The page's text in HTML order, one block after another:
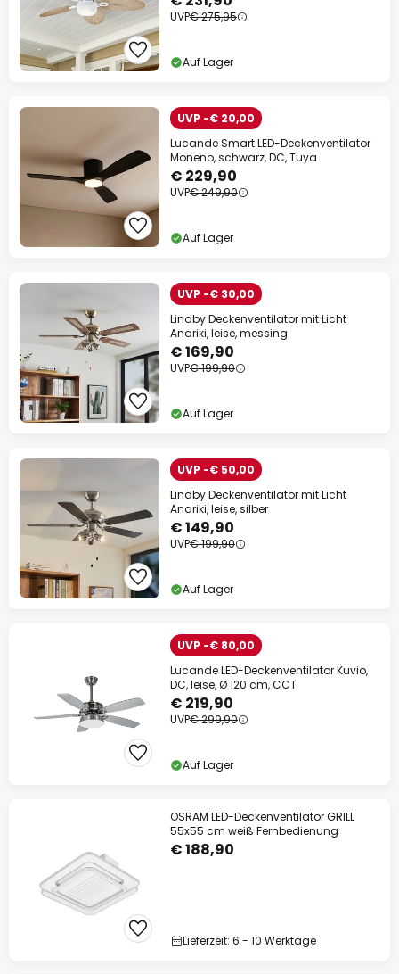
UVP€ 275,95
Auf Lager
UVP -€ 20,00
Lucande Smart LED-Deckenventilator
Moneno, schwarz, DC, Tuya
€ 229,90
UVP€ 249,90
Auf Lager
UVP -€ 30,00
Lindby Deckenventilator mit Licht
Anariki, leise, messing
€ 169,90
UVP€ 199,90
Auf Lager
UVP -€ 50,00
Lindby Deckenventilator mit Licht
Anariki, leise, silber
€ 149,90
UVP€ 199,90
Auf Lager
UVP -€ 80,00
Lucande LED-Deckenventilator Kuvio,
DC, leise, Ø 120 cm, CCT
€ 219,90
UVP€ 299,90
Auf Lager
OSRAM LED-Deckenventilator GRILL
55x55 cm weiß Fernbedienung
€ 188,90
Lieferzeit: 6 - 10 Werktage